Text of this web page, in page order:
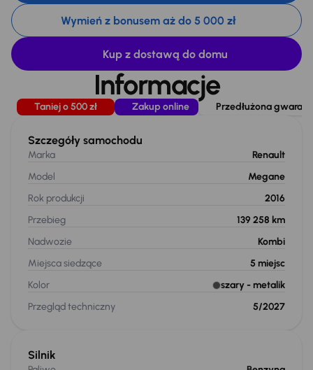
Wymień z bonusem aż do 5 000 zł
Kup z dostawą do domu
Informacje
Taniej o 500 zł Zakup online Przedłużona
Szczegóły samochodu
Marka
Renault
Model
Megane
Rok produkcji
2016
Przebieg
139 258 km
Nadwozie
Kombi
Miejsca siedzące
5 miejsc
Kolor
szary - metalik
Przegląd techniczny
5/2027
Silnik